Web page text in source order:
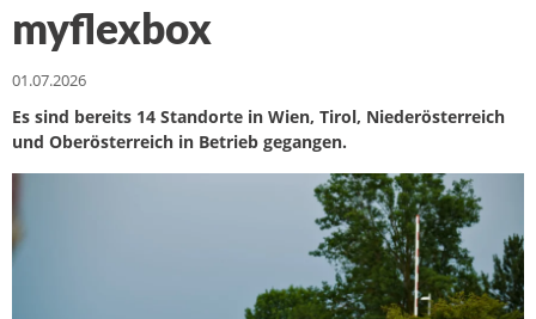
myflexbox
01.07.2026
Es sind bereits 14 Standorte in Wien, Tirol, Niederösterreich
und Oberösterreich in Betrieb gegangen.